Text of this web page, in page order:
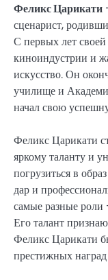
Феликс Царикати
сценарист,
С первых лет
киноиндустрии и
искусство. Он
училище и
начал свою
Феликс Царикати
яркому таланту и
погрузиться в
дар и
самые разные роли
Его талант
Феликс Царикати
престижных